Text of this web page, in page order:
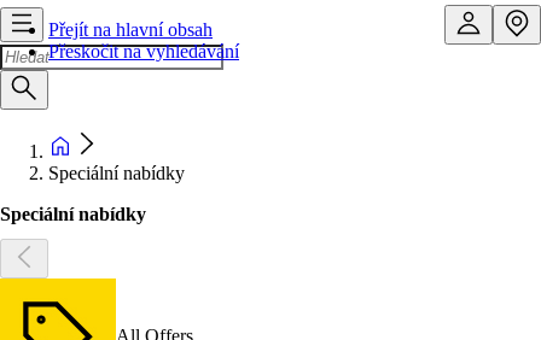
Přejít na hlavní obsah
Přeskočit na vyhledávání
Speciální nabídky
Speciální nabídky
All Offers